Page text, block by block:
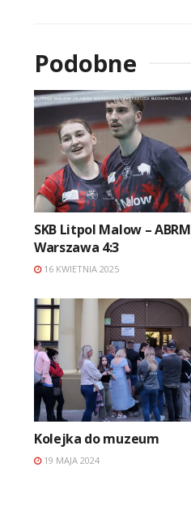
Podobne
SKB Litpol Malow – ABRM
Warszawa 4:3
16 KWIETNIA 2025
Kolejka do muzeum
19 MAJA 2024